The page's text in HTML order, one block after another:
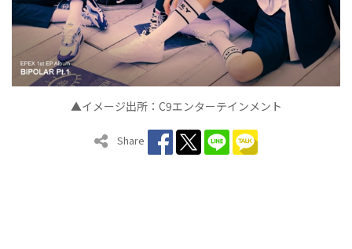
▲イメージ出所：C9エンターテインメント
Share